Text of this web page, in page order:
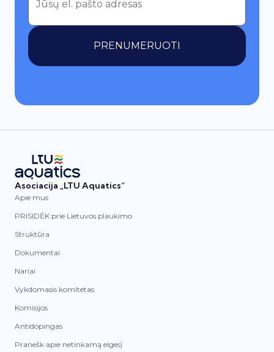
PRENUMERUOTI
Asociacija „LTU Aquatics“
Apie mus
PRISIDĖK prie Lietuvos plaukimo
Struktūra
Dokumentai
Nariai
Vykdomasis komitetas
Komisijos
Antidopingas
Pranešk apie netinkamą elgesį